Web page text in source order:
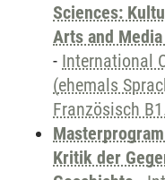
Sciences:
Arts and
- International
(ehemals
Französisch
Kritik der